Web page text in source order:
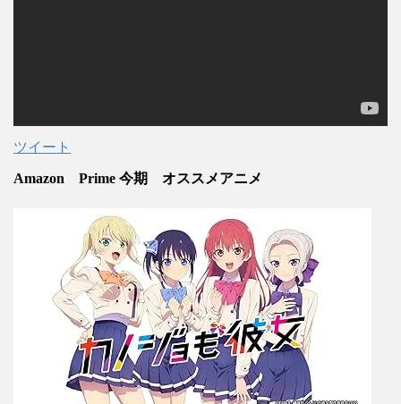
ツイート
Amazon Prime 今期 オススメアニメ